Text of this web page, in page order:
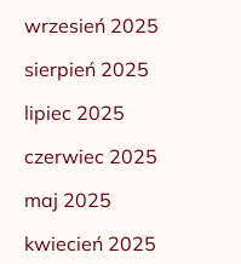
wrzesień 2025
sierpień 2025
lipiec 2025
czerwiec 2025
maj 2025
kwiecień 2025